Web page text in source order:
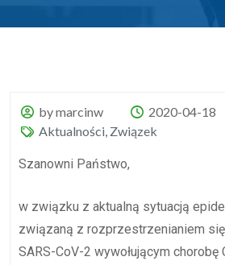
by marcinw
2020-04-18
Aktualności, Związek
Szanowni Państwo,
w związku z aktualną sytuacją
związaną z rozprzestrzenianiem
SARS-CoV-2 wywołującym chorobę